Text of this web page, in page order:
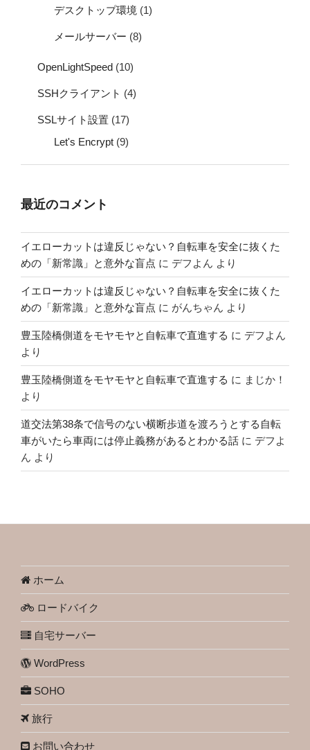
デスクトップ環境 (1)
メールサーバー (8)
OpenLightSpeed (10)
SSHクライアント (4)
SSLサイト設置 (17)
Let's Encrypt (9)
最近のコメント
イエローカットは違反じゃない？自転車を安全に抜くた
めの「新常識」と意外な盲点 に デフよん より
イエローカットは違反じゃない？自転車を安全に抜くた
めの「新常識」と意外な盲点 に がんちゃん より
豊玉陸橋側道をモヤモヤと自転車で直進する に デフよん
より
豊玉陸橋側道をモヤモヤと自転車で直進する に まじか！
より
道交法第38条で信号のない横断歩道を渡ろうとする自転
車がいたら車両には停止義務があるとわかる話 に デフよ
ん より
ホーム
ロードバイク
自宅サーバー
WordPress
SOHO
旅行
お問い合わせ